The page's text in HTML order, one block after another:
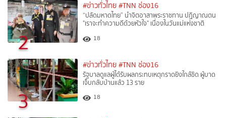
2
#ข่าวทั่วไทย #TNN ช่อง16
“ปลัดมหาดไทย” นำจิตอาสาพระราชทาน ปฏิญาณตน
"เราจะทำความดีด้วยหัวใจ" เนื่องในวันแม่แห่งชาติ
18
3
#ข่าวทั่วไทย #TNN ช่อง16
รัฐบาลดูแลผู้ได้รับผลกระทบเหตุกราดยิงใกล้ชิด ผู้บาด
เจ็บกลับบ้านแล้ว 13 ราย
18